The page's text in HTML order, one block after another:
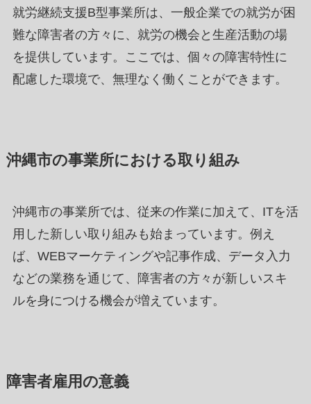
就労継続支援B型事業所は、一般企業での就労が困
難な障害者の方々に、就労の機会と生産活動の場
を提供しています。ここでは、個々の障害特性に
配慮した環境で、無理なく働くことができます。
沖縄市の事業所における取り組み
沖縄市の事業所では、従来の作業に加えて、ITを活
用した新しい取り組みも始まっています。例え
ば、WEBマーケティングや記事作成、データ入力
などの業務を通じて、障害者の方々が新しいスキ
ルを身につける機会が増えています。
障害者雇用の意義